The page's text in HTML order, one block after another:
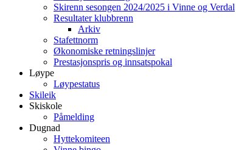
Skirenn sesongen 2024/2025 i Vinne og Verdal
Resultater klubbrenn
Arkiv
Stafettnorm
Økonomiske retningslinjer
Prestasjonspris og innsatspokal
Løype
Løypestatus
Skileik
Skiskole
Påmelding
Dugnad
Hyttekomiteen